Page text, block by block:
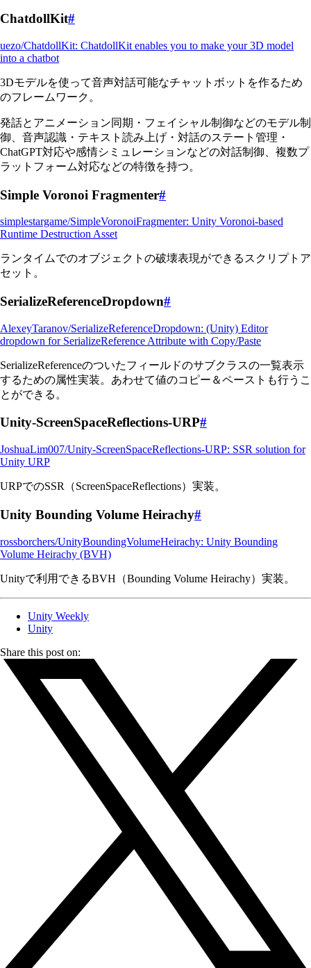
ChatdollKit#
uezo/ChatdollKit: ChatdollKit enables you to make your 3D model
into a chatbot
3Dモデルを使って音声対話可能なチャットボットを作るため
のフレームワーク。
発話とアニメーション同期・フェイシャル制御などのモデル制
御、音声認識・テキスト読み上げ・対話のステート管理・
ChatGPT対応や感情シミュレーションなどの対話制御、複数プ
ラットフォーム対応などの特徴を持つ。
Simple Voronoi Fragmenter#
simplestargame/SimpleVoronoiFragmenter: Unity Voronoi-based
Runtime Destruction Asset
ランタイムでのオブジェクトの破壊表現ができるスクリプトア
セット。
SerializeReferenceDropdown#
AlexeyTaranov/SerializeReferenceDropdown: (Unity) Editor
dropdown for SerializeReference Attribute with Copy/Paste
SerializeReferenceのついたフィールドのサブクラスの一覧表示
するための属性実装。あわせて値のコピー＆ペーストも行うこ
とができる。
Unity-ScreenSpaceReflections-URP#
JoshuaLim007/Unity-ScreenSpaceReflections-URP: SSR solution for
Unity URP
URPでのSSR（ScreenSpaceReflections）実装。
Unity Bounding Volume Heirachy#
rossborchers/UnityBoundingVolumeHeirachy: Unity Bounding
Volume Heirachy (BVH)
Unityで利用できるBVH（Bounding Volume Heirachy）実装。
Unity Weekly
Unity
Share this post on: